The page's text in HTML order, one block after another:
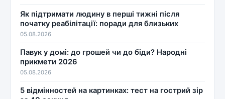
Як підтримати людину в перші тижні після
початку реабілітації: поради для близьких
05.08.2026
Павук у домі: до грошей чи до біди? Народні
прикмети 2026
05.08.2026
5 відмінностей на картинках: тест на гострий зір